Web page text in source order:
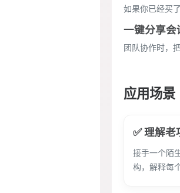
如果你已经买
一键分享会
团队协作时，
应用场景
✅ 理解老
接手一个陌
构，解释每